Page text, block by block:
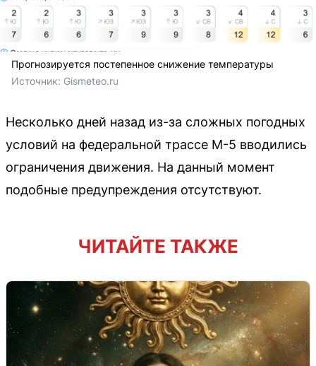
Прогнозируется постепенное снижение температуры
Источник: Gismeteo.ru
Несколько дней назад из-за сложных погодных
условий на федеральной трассе М-5 вводились
ограничения движения. На данный момент
подобные предупреждения отсутствуют.
ЧИТАЙТЕ ТАКЖЕ